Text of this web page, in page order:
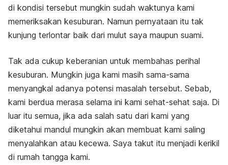
di kondisi tersebut mungkin sudah waktunya kami
memeriksakan kesuburan. Namun pernyataan itu tak
kunjung terlontar baik dari mulut saya maupun suami.
Tak ada cukup keberanian untuk membahas perihal
kesuburan. Mungkin juga kami masih sama-sama
menyangkal adanya potensi masalah tersebut. Sebab,
kami berdua merasa selama ini kami sehat-sehat saja. Di
luar itu semua, jika ada salah satu dari kami yang
diketahui mandul mungkin akan membuat kami saling
menyalahkan atau kecewa. Saya takut itu menjadi kerikil
di rumah tangga kami.